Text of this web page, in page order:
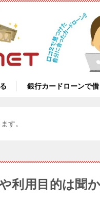
銀行カードローンで
す。
利用目的は聞